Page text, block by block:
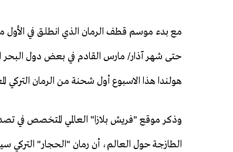
مع بدء موسم قطف الرمان الذي انطلق في الأول
حتى شهر آذار/ مارس القادم في بعض دول البحر
هولندا هذا الاسبوع أول شحنة من الرمان التركي
وذكر موقع "فريش بلازا" العالمي المتخصص في
الطازجة حول العالم، أن رمان "الحجار" التركي